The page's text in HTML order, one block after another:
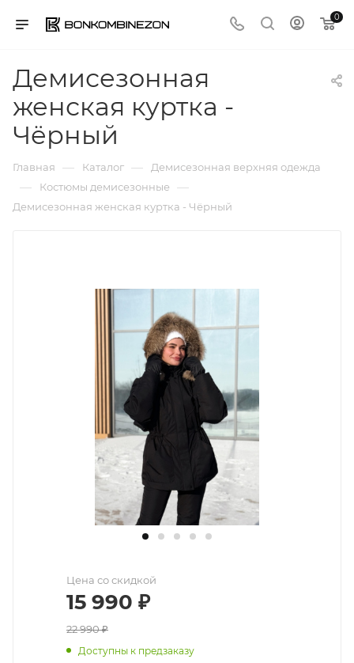
0
Демисезонная
женская куртка -
Чёрный
Главная — Каталог — Демисезонная верхняя одежда
— Костюмы демисезонные —
Демисезонная женская куртка - Чёрный
Цена со скидкой
15 990 ₽
22 990₽
Доступны к предзаказу